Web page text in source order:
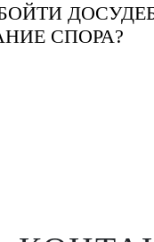
СПОРА?